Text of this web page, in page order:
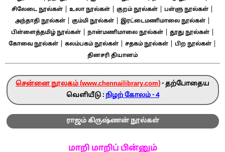
சிலேடை நூல்கள் உலா நூல்கள் குறம் நூல்கள் பள்ளு நூல்கள்
அந்தாதி நூல்கள்| கும்மி நூல்கள்| இரட்டைமணிமாலை நூல்கள்|
பிள்ளைத்தமிழ் நூல்கள்| நான்மணிமாலை நூல்கள்| தூது நூல்கள்|
கோவை நூல்கள் கலம்பகம் நூல்கள் சதகம் நூல்கள் பிற நூல்கள்
தினசரி தியானம்
சென்னை நூலகம் (www.chennailibrary.com)- தற்போதைய
வெளியீடு : நிழற் கோலம் - 4
ராஜம் கிருஷ்ணன் நூல்கள்
மாறி மாறிப் பின்னும்